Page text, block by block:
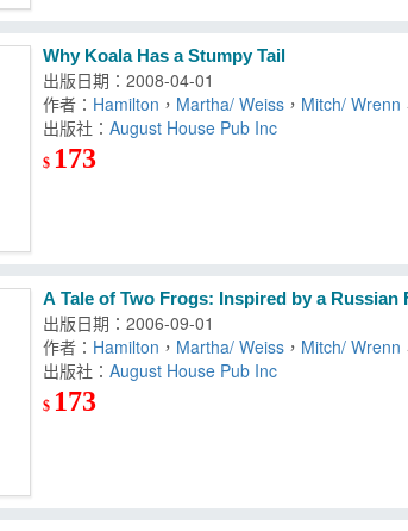
Why Koala Has a Stumpy Tail
出版日期：2008-04-01
作者： Hamilton ， Martha/ Weiss ， Mitch/ Wrenn
出版社：August House Pub Inc
$ 173
A Tale of Two Frogs: Inspired by a Russian
出版日期：2006-09-01
作者： Hamilton ， Martha/ Weiss ， Mitch/ Wrenn
出版社：August House Pub Inc
$ 173